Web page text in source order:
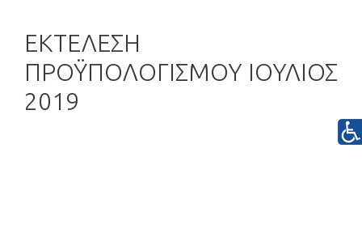
ΕΚΤΕΛΕΣΗ
ΠΡΟΫΠΟΛΟΓΙΣΜΟΥ ΙΟΥΛΙΟΣ
2019